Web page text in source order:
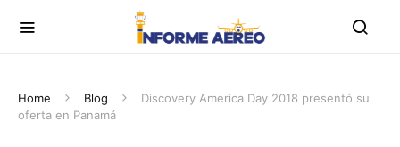
Home Blog
Discovery America Day 2018 presentó su
oferta en Panamá